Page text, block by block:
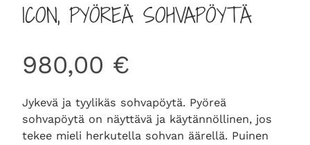
ICON, PYÖREÄ SOHVAPÖYTÄ
980,00 €
Jykevä ja tyylikäs sohvapöytä. Pyöreä
sohvapöytä on näyttävä ja käytännöllinen, jos
tekee mieli herkutella sohvan äärellä. Puinen